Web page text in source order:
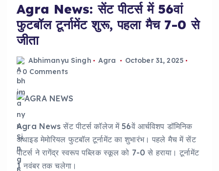
Agra News: सेंट पीटर्स में 56वां
फुटबॉल टूर्नामेंट शुरू, पहला मैच 7-0 से
जीता
Abhimanyu Singh Agra
October 31, 2025
0 Comments
Agra News सेंट पीटर्स कॉलेज में 56वें आर्चविशप डॉमिनिक
अथाइड मेमोरियल फुटबॉल टूर्नामेंट का शुभारंभ। पहले मैच में सेंट
पीटर्स ने रागेंद्र स्वरूप पब्लिक स्कूल को 7-0 से हराया। टूर्नामेंट
1 नवंबर तक चलेगा।